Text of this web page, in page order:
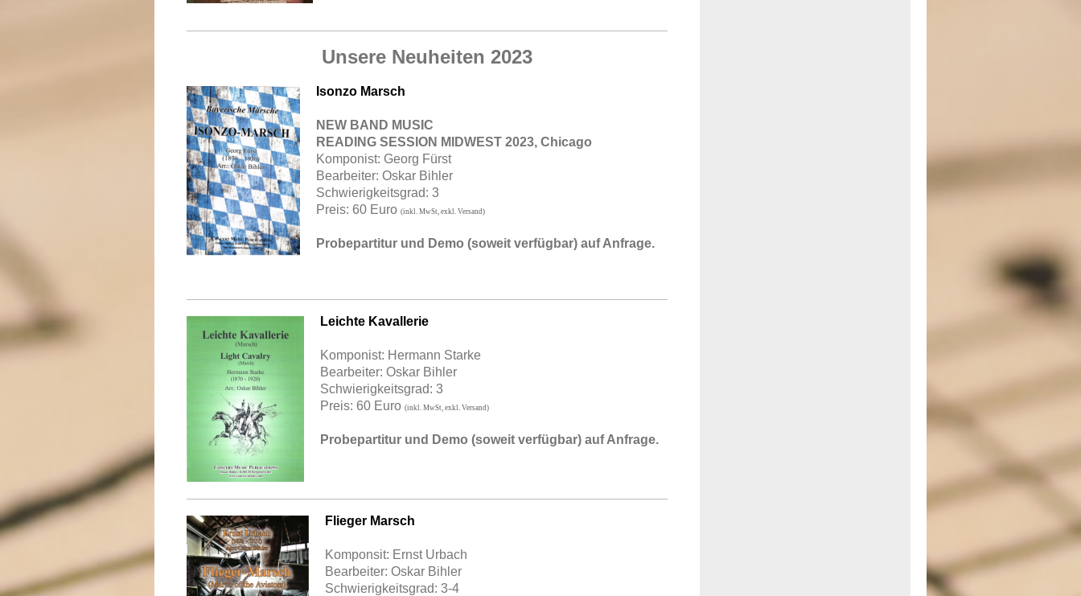
Unsere Neuheiten 2023
Isonzo Marsch
NEW BAND MUSIC
READING SESSION MIDWEST 2023, Chicago
Komponist: Georg Fürst
Bearbeiter: Oskar Bihler
Schwierigkeitsgrad: 3
Preis: 60 Euro (inkl. MwSt, exkl. Versand)
Probepartitur und Demo (soweit verfügbar) auf Anfrage.
Leichte Kavallerie
Komponist: Hermann Starke
Bearbeiter: Oskar Bihler
Schwierigkeitsgrad: 3
Preis: 60 Euro (inkl. MwSt, exkl. Versand)
Probepartitur und Demo (soweit verfügbar) auf Anfrage.
Flieger Marsch
Komponsit: Ernst Urbach
Bearbeiter: Oskar Bihler
Schwierigkeitsgrad: 3-4